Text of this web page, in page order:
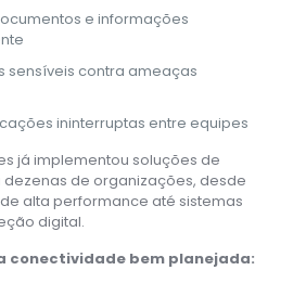
e informações
sensíveis contra ameaças
ininterruptas entre equipes
já implementou soluções de
de organizações, desde
alta performance até sistemas
digital.
conectividade bem planejada: